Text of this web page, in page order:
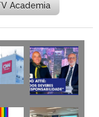
Academia